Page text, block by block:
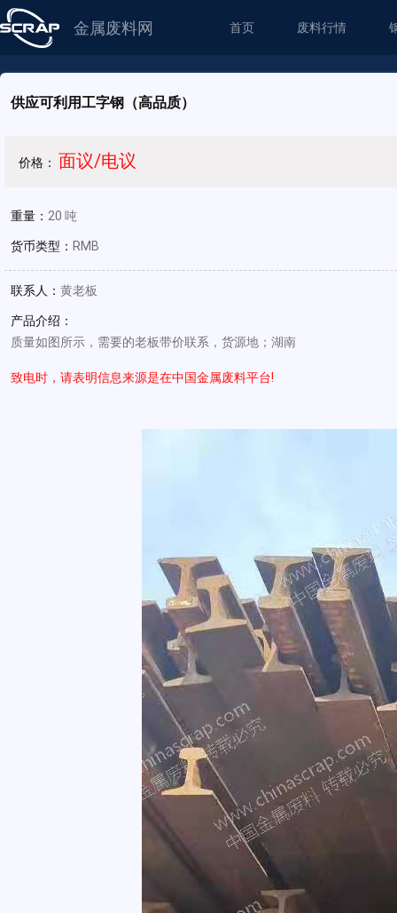
金属废料网 首页 废料行情
供应可利用工字钢（高品质）
价格： 面议/电议
重量： 20 吨
货币类型： RMB
联系人： 黄老板
产品介绍：
质量如图所示，需要的老板带价联系，货源地；湖南
致电时，请表明信息来源是在中国金属废料平台!